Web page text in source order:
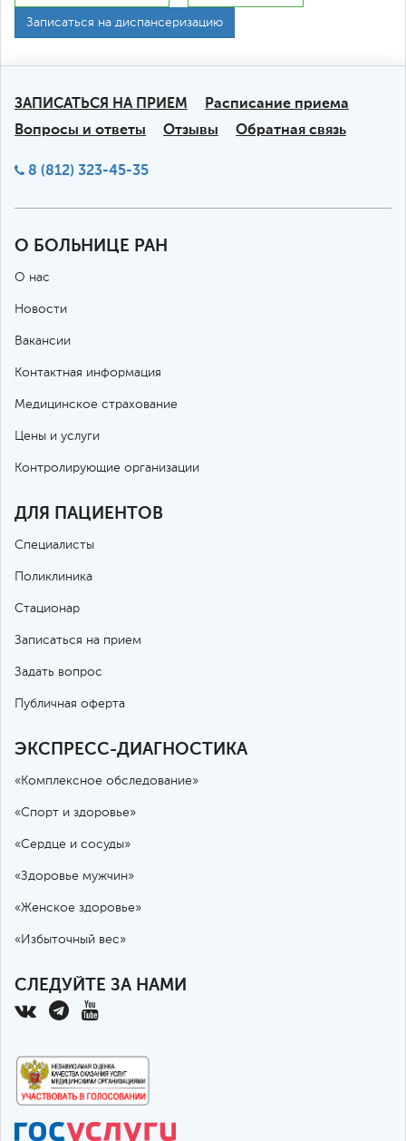
Записаться на диспансеризацию
ЗАПИСАТЬСЯ НА ПРИЕМ
Расписание приема
Вопросы и ответы
Отзывы Обратная связь
8 (812) 323-45-35
О БОЛЬНИЦЕ РАН
О нас
Новости
Вакансии
Контактная информация
Медицинское страхование
Цены и услуги
Контролирующие организации
ДЛЯ ПАЦИЕНТОВ
Специалисты
Поликлиника
Стационар
Записаться на прием
Задать вопрос
Публичная оферта
ЭКСПРЕСС-ДИАГНОСТИКА
«Комплексное обследование»
«Спорт и здоровье»
«Сердце и сосуды»
«Здоровье мужчин»
«Женское здоровье»
«Избыточный вес»
СЛЕДУЙТЕ ЗА НАМИ